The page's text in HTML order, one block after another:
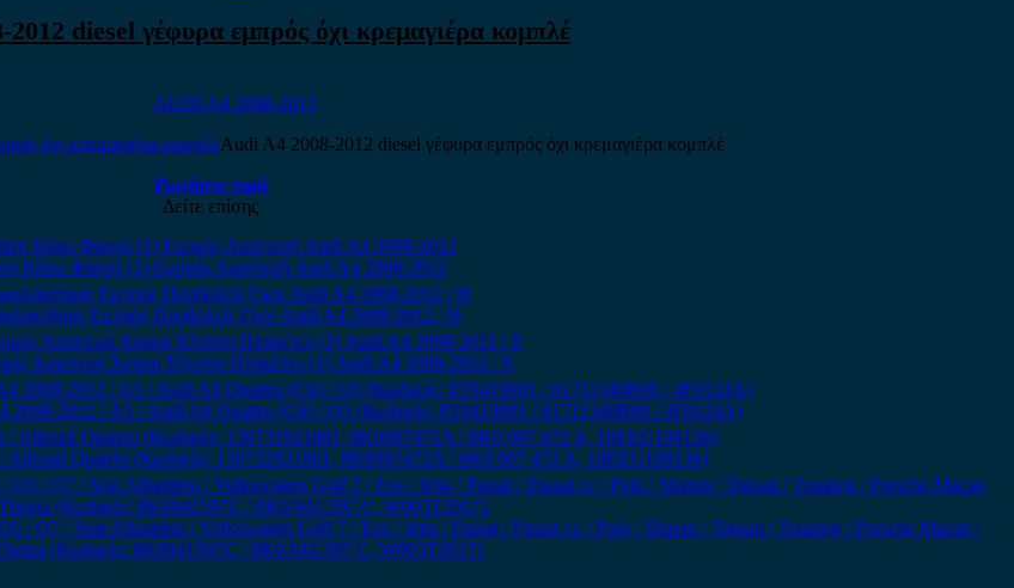
diesel γέφυρα εμπρός όχι κρεμαγιέρα κομπλέ
AUDI A4 2008-2015
Audi A4 2008-2012 diesel γέφυρα εμπρός όχι κρεμαγιέρα κομπλέ
Ρωτήστε τιμή
Δείτε επίσης
Κάτω Φανού (2) Εμπρός Αριστερή Audi A4 2008-2012
Εμπρός Προβολείς Γκρι Audi A4 2008-2012 / Θ
Αριστερό Xenon Έξυπνο Πλακέτες (2) Audi A4 2008-2012 / Ε
2008-2012 / A5 / Audi A6 Quattro (C6) / Q5 (Κωδικός: 8T0419091 / 61711340B00 / 4F0124A)
Quatrro (Κωδικός: 130732921801, 8K0907472A / 8K0 907 472 A, 10EEG100136)
/ Seat Alhambra / Volkswagen Golf 7 / Eos / Jetta / Passat / Passat cc / Polo / Sharan / Tiguan / Touareg / Porsche Macan /
(Κωδικός: 8K0941597C / 8K0.941.597 C, W003T20171